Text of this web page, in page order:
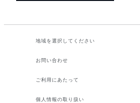
地域を選択してください​
お問い合わせ
ご利用にあたって
個人情報の取り扱い